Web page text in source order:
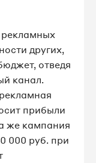
других,
отведя
канал.
прибыли
же кампания
000 руб. при